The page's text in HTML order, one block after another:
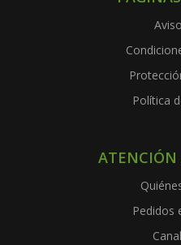
Política
ATENCIÓN
Pedidos